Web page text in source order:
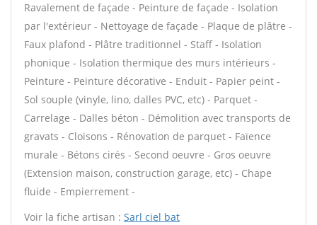
Ravalement de façade - Peinture de façade - Isolation
par l'extérieur - Nettoyage de façade - Plaque de plâtre -
Faux plafond - Plâtre traditionnel - Staff - Isolation
phonique - Isolation thermique des murs intérieurs -
Peinture - Peinture décorative - Enduit - Papier peint -
Sol souple (vinyle, lino, dalles PVC, etc) - Parquet -
Carrelage - Dalles béton - Démolition avec transports de
gravats - Cloisons - Rénovation de parquet - Faïence
murale - Bétons cirés - Second oeuvre - Gros oeuvre
(Extension maison, construction garage, etc) - Chape
fluide - Empierrement -
Voir la fiche artisan : Sarl ciel bat